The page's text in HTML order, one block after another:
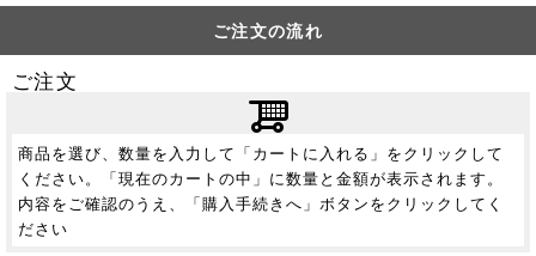
ご注文の流れ
ご注文
商品を選び、数量を入力して「カートに入れる」をクリックして
ください。「現在のカートの中」に数量と金額が表示されます。
内容をご確認のうえ、「購入手続きへ」ボタンをクリックしてく
ださい